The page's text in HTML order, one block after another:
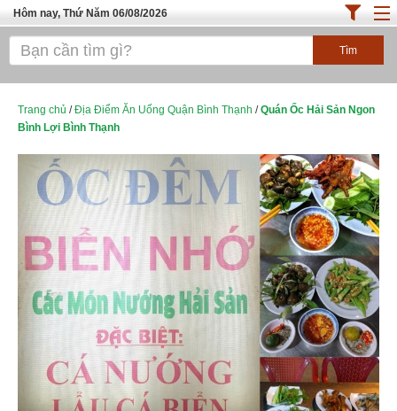
Hôm nay, Thứ Năm 06/08/2026
Trang chủ
Cafe - Kem- Trà Sữa
Thực Phẩm Nông Hải Sản
Top Quán Ăn Sài Gòn
Trang chủ /Địa Điểm Ăn Uống Quận Bình Thạnh /Quán Ốc Hải Sản Ngon
Bình Lợi Bình Thạnh